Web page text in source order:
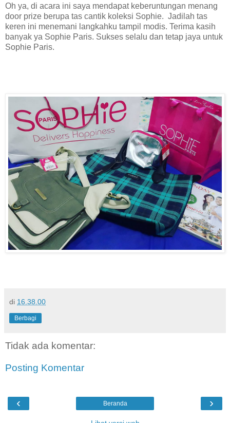
Oh ya, di acara ini saya mendapat keberuntungan menang
door prize berupa tas cantik koleksi Sophie. Jadilah tas
keren ini menemani langkahku tampil modis. Terima kasih
banyak ya Sophie Paris. Sukses selalu dan tetap jaya untuk
Sophie Paris.
di 16.38.00
Berbagi
Tidak ada komentar:
Posting Komentar
‹ ›
Beranda